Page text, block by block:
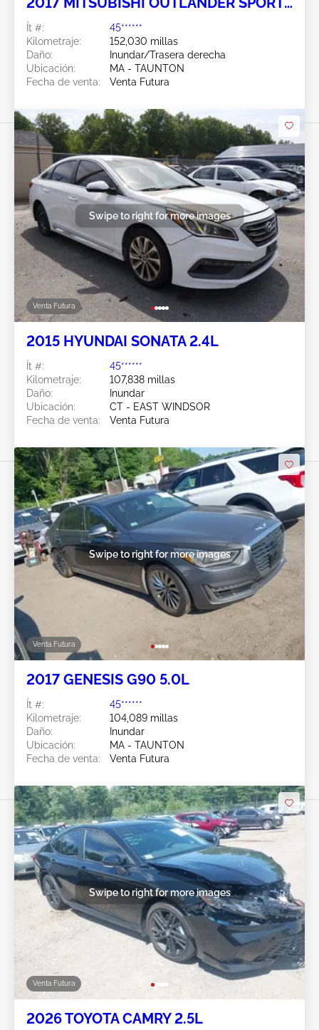
2.4L
Ít #:
45******
Kilometraje:
152,030 millas
Daño:
Inundar/Trasera derecha
Ubicación:
MA - TAUNTON
Fecha de venta:
Venta Futura
Venta Futura
Swipe to right for more images
2015 HYUNDAI SONATA 2.4L
Ít #:
45******
Kilometraje:
107,838 millas
Daño:
Inundar
Ubicación:
CT - EAST WINDSOR
Fecha de venta:
Venta Futura
Venta Futura
Swipe to right for more images
2017 GENESIS G90 5.0L
Ít #:
45******
Kilometraje:
104,089 millas
Daño:
Inundar
Ubicación:
MA - TAUNTON
Fecha de venta:
Venta Futura
Venta Futura
Swipe to right for more images
2026 TOYOTA CAMRY 2.5L